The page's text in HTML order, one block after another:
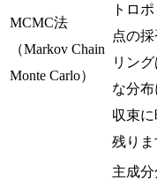
MCMC法
（Markov Chain
Monte Carlo）
トロ
点の
リン
な分
収束
残りま
主成